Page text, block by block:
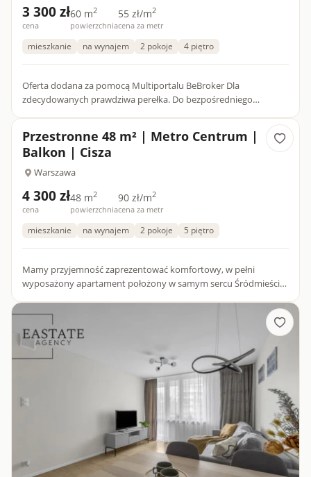
3 300 zł
cena
60 m2
powierzchnia
55 zł/m2
cena za metr
mieszkanie na wynajem 2 pokoje 4 piętro
Oferta dodana za pomocą Multiportalu BeBroker Dla
zdecydowanych prawdziwa perełka. Do bezpośredniego
Przestronne 48 m² | Metro Centrum |
Balkon | Cisza
Warszawa
4 300 zł
cena
48 m2
powierzchnia
90 zł/m2
cena za metr
mieszkanie na wynajem 2 pokoje 5 piętro
Mamy przyjemność zaprezentować komfortowy, w pełni
wyposażony apartament położony w samym sercu Śródmieścia